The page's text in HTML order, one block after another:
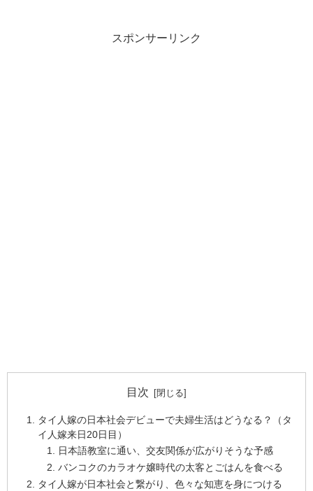
スポンサーリンク
目次
タイ人嫁の日本社会デビューで夫婦生活はどうなる？（タ
イ人嫁来日20日目）
日本語教室に通い、交友関係が広がりそうな予感
バンコクのカラオケ嬢時代の太客とごはんを食べる
タイ人嫁が日本社会と繋がり、色々な知恵を身につける